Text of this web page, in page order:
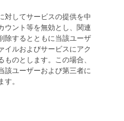
対してサービスの提供を中
ウント等を無効とし、関連
除するとともに当該ユーザ
イルおよびサービスにアク
のとします。この場合、
該ユーザーおよび第三者に
。